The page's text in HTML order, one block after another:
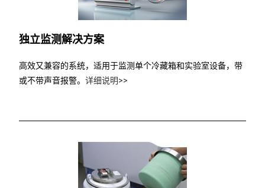
独立监测解决方案
高效又兼容的系统，适用于监测单个冷藏箱和实验室设备，带
或不带声音报警。详细说明>>